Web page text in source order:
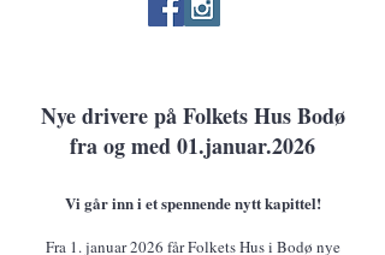
Nye drivere på Folkets Hus Bodø
fra og med 01.januar.2026
Vi går inn i et spennende nytt kapittel!
Fra 1. januar 2026 får Folkets Hus i Bodø nye